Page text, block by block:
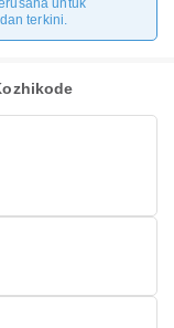
untuk
terkini.